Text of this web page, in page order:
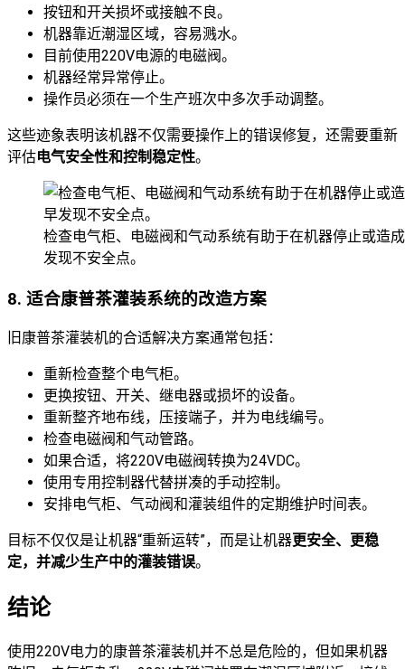
按钮和开关损坏或接触不良。
机器靠近潮湿区域，容易溅水。
目前使用220V电源的电磁阀。
机器经常异常停止。
操作员必须在一个生产班次中多次手动调整。
这些迹象表明该机器不仅需要操作上的错误修复，还需要重新
评估电气安全性和控制稳定性。
检查电气柜、电磁阀和气动系统有助于在机器停止或造
发现不安全点。
8. 适合康普茶灌装系统的改造方案
旧康普茶灌装机的合适解决方案通常包括：
重新检查整个电气柜。
更换按钮、开关、继电器或损坏的设备。
重新整齐地布线，压接端子，并为电线编号。
检查电磁阀和气动管路。
如果合适，将220V电磁阀转换为24VDC。
使用专用控制器代替拼凑的手动控制。
安排电气柜、气动阀和灌装组件的定期维护时间表。
目标不仅仅是让机器“重新运转”，而是让机器更安全、更稳
定，并减少生产中的灌装错误。
结论
使用220V电力的康普茶灌装机并不总是危险的，但如果机器